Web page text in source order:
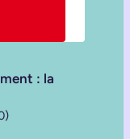
: la